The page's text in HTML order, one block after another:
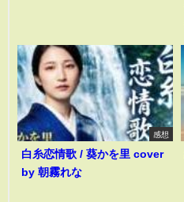
感想
白糸恋情歌 / 葵かを里 cover
by 朝霧れな